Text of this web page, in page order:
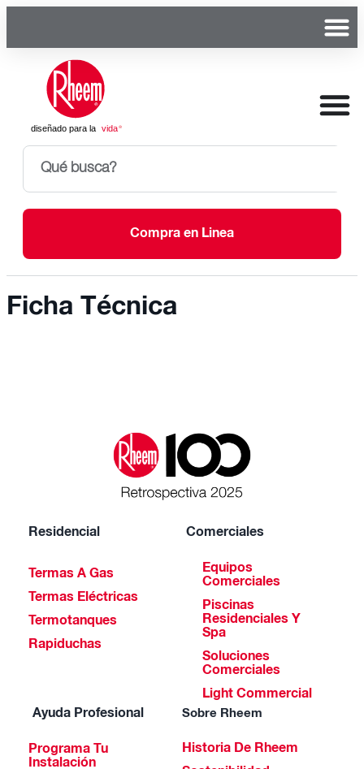
Compra en Linea
Ficha Técnica
Residencial
Termas A Gas
Termas Eléctricas
Termotanques
Rapiduchas
Comerciales
Equipos
Comerciales
Piscinas
Residenciales Y
Spa
Soluciones
Comerciales
Light Commercial
Ayuda Profesional
Programa Tu
Instalación
Sobre Rheem
Historia De Rheem